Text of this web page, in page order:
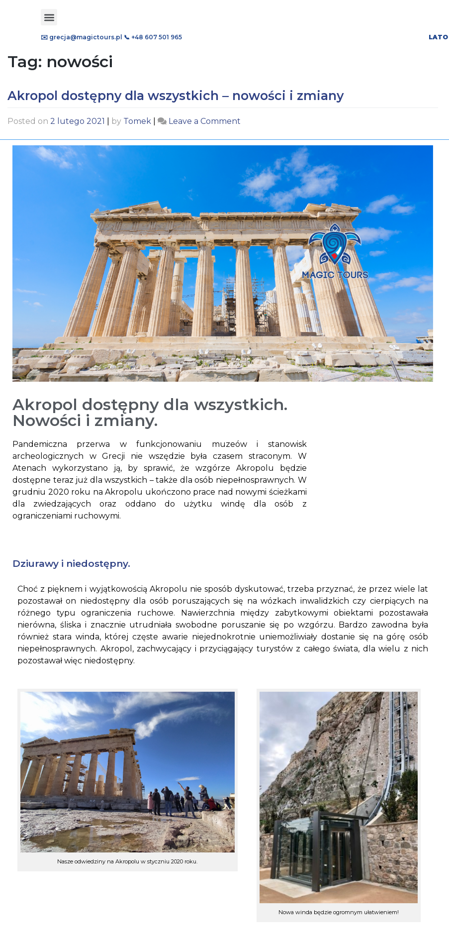
✉️ grecja@magictours.pl 📞 +48 607 501 965
Tag: nowości
Akropol dostępny dla wszystkich – nowości i zmiany
Posted on 2 lutego 2021 by Tomek Leave a Comment
Akropol dostępny dla wszystkich.
Nowości i zmiany.
Pandemiczna przerwa w funkcjonowaniu muzeów i stanowisk
archeologicznych w Grecji nie wszędzie była czasem straconym. W
Atenach wykorzystano ją, by sprawić, że wzgórze Akropolu będzie
dostępne teraz już dla wszystkich – także dla osób niepełnosprawnych. W
grudniu 2020 roku na Akropolu ukończono prace nad nowymi ścieżkami
dla zwiedzających oraz oddano do użytku windę dla osób z
ograniczeniami ruchowymi.
Dziurawy i niedostępny.
Choć z pięknem i wyjątkowością Akropolu nie sposób dyskutować, trzeba przyznać, że przez wiele lat
pozostawał on niedostępny dla osób poruszających się na wózkach inwalidzkich czy cierpiących na
różnego typu ograniczenia ruchowe. Nawierzchnia między zabytkowymi obiektami pozostawała
nierówna, śliska i znacznie utrudniała swobodne poruszanie się po wzgórzu. Bardzo zawodna była
również stara winda, której częste awarie niejednokrotnie uniemożliwiały dostanie się na górę osób
niepełnosprawnych. Akropol, zachwycający i przyciągający turystów z całego świata, dla wielu z nich
pozostawał więc niedostępny.
Nasze odwiedziny na Akropolu w styczniu 2020 roku.
Nowa winda będzie ogromnym ułatwieniem!